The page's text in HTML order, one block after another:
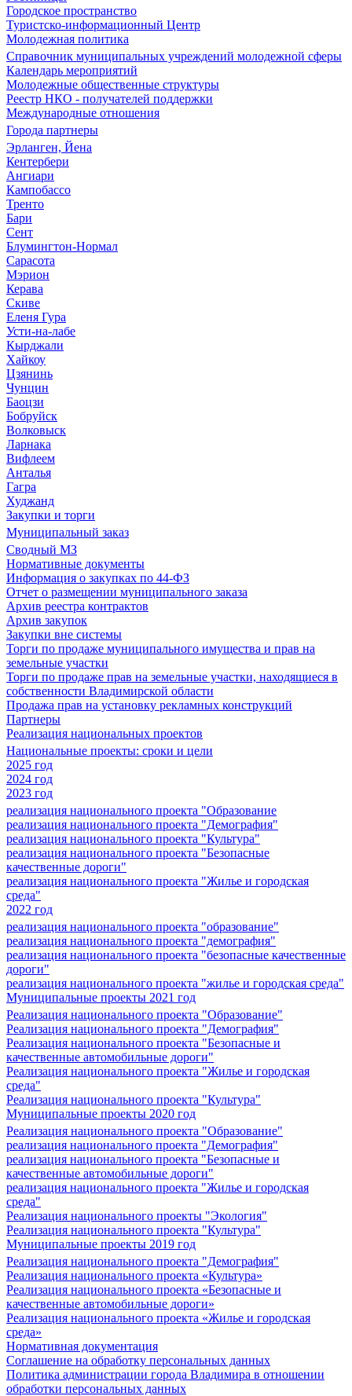
Городское пространство
Туристско-информационный Центр
Молодежная политика
Справочник муниципальных учреждений молодежной сферы
Календарь мероприятий
Молодежные общественные структуры
Реестр НКО - получателей поддержки
Международные отношения
Города партнеры
Эрланген, Йена
Кентербери
Ангиари
Кампобассо
Тренто
Бари
Сент
Блумингтон-Нормал
Сарасота
Мэрион
Керава
Скиве
Еленя Гура
Усти-на-лабе
Кырджали
Хайкоу
Цзянинь
Чунцин
Баоцзи
Бобруйск
Волковыск
Ларнака
Вифлеем
Анталья
Гагра
Худжанд
Закупки и торги
Муниципальный заказ
Сводный МЗ
Нормативные документы
Информация о закупках по 44-ФЗ
Отчет о размещении муниципального заказа
Архив реестра контрактов
Архив закупок
Закупки вне системы
Торги по продаже муниципального имущества и прав на
земельные участки
Торги по продаже прав на земельные участки, находящиеся в
собственности Владимирской области
Продажа прав на установку рекламных конструкций
Партнеры
Реализация национальных проектов
Национальные проекты: сроки и цели
2025 год
2024 год
2023 год
реализация национального проекта "Образование
реализация национального проекта "Демография"
реализация национального проекта "Культура"
реализация национального проекта "Безопасные
качественные дороги"
реализация национального проекта "Жилье и городская
среда"
2022 год
реализация национального проекта "образование"
реализация национального проекта "демография"
реализация национального проекта "безопасные качественные
дороги"
реализация национального проекта "жилье и городская среда"
Муниципальные проекты 2021 год
Реализация национального проекта "Образование"
Реализация национального проекта "Демография"
Реализация национального проекта "Безопасные и
качественные автомобильные дороги"
Реализация национального проекта "Жилье и городская
среда"
Реализация национального проекта "Культура"
Муниципальные проекты 2020 год
Реализация национального проекта "Образование"
реализация национального проекта "Демография"
реализация национального проекта "Безопасные и
качественные автомобильные дороги"
реализация национального проекта "Жилье и городская
среда"
Реализация национального проекты "Экология"
Реализация национального проекта "Культура"
Муниципальные проекты 2019 год
Реализация национального проекта "Демография"
Реализация национального проекта «Культура»
Реализация национального проекта «Безопасные и
качественные автомобильные дороги»
Реализация национального проекта «Жилье и городская
среда»
Нормативная документация
Соглашение на обработку персональных данных
Политика администрации города Владимира в отношении
обработки персональных данных